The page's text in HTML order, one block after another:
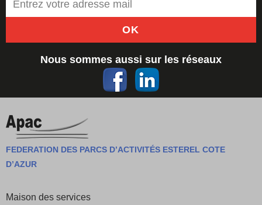
OK
Nous sommes aussi sur les réseaux
FEDERATION DES PARCS D’ACTIVITÉS ESTEREL COTE
D’AZUR
Maison des services